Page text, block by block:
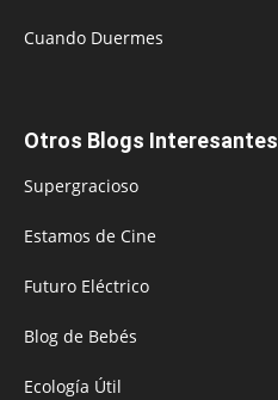
Cuando Duermes
Otros Blogs Interesantes
Supergracioso
Estamos de Cine
Futuro Eléctrico
Blog de Bebés
Ecología Útil